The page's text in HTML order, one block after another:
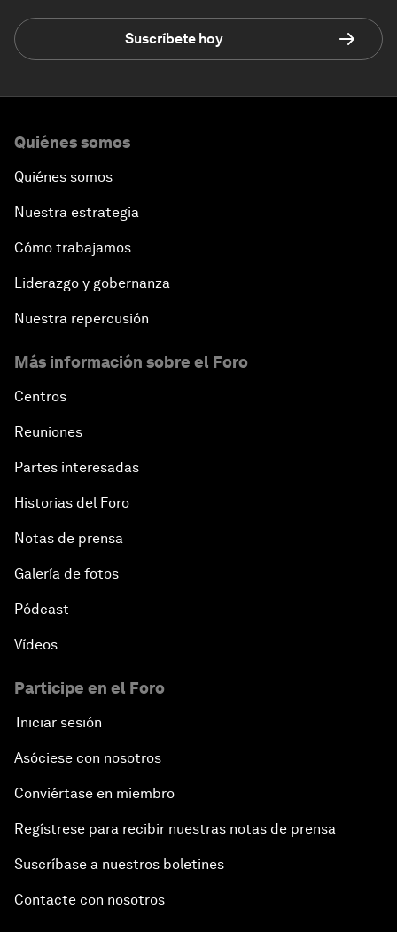
Suscríbete hoy
Quiénes somos
Quiénes somos
Nuestra estrategia
Cómo trabajamos
Liderazgo y gobernanza
Nuestra repercusión
Más información sobre el Foro
Centros
Reuniones
Partes interesadas
Historias del Foro
Notas de prensa
Galería de fotos
Pódcast
Vídeos
Participe en el Foro
Iniciar sesión
Asóciese con nosotros
Conviértase en miembro
Regístrese para recibir nuestras notas de prensa
Suscríbase a nuestros boletines
Contacte con nosotros